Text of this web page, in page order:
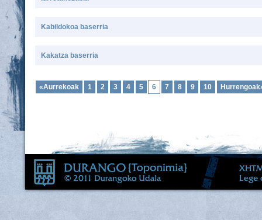
Kabildokoa baserria
Kakatza baserria
«Aurrekoak 1 2 3 4 5 6 7 8 9 10